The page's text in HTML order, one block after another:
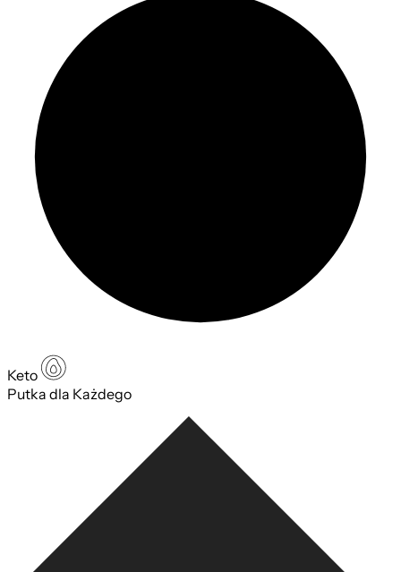
Keto
Putka dla Każdego